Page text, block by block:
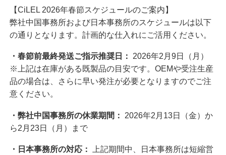
【CiLEL 2026年春節スケジュールのご案内】
弊社中国事務所および日本事務所のスケジュールは以下
の通りとなります。計画的な仕入れにご活用ください。
・春節前最終発送ご指示推奨日：
2026年2月9日（月）
※上記は在庫がある既製品の目安です。OEMや受注生産
品の場合は、さらに早い発注が必要となりますのでご注
意ください。
・弊社中国事務所の休業期間：
2026年2月13日（金）か
ら2月23日（月）まで
・日本事務所の対応： 上記期間中、日本事務所は短縮営